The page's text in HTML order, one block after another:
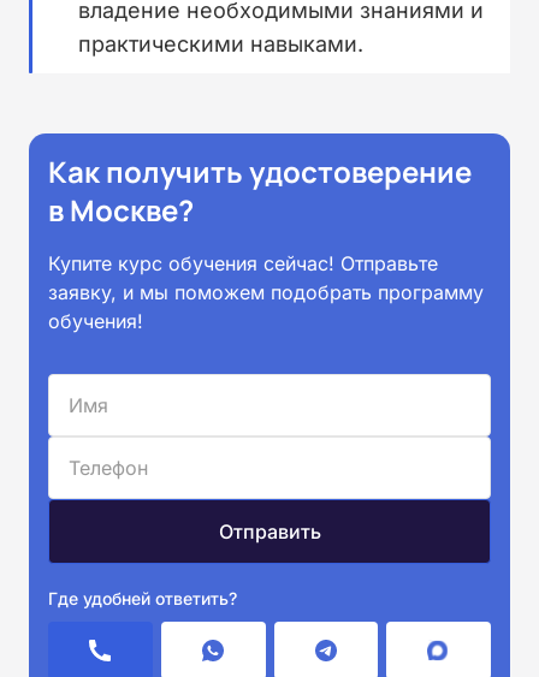
владение необходимыми знаниями и
практическими навыками.
Как получить удостоверение
в Москве?
Купите курс обучения сейчас! Отправьте
заявку, и мы поможем подобрать программу
обучения!
Где удобней ответить?